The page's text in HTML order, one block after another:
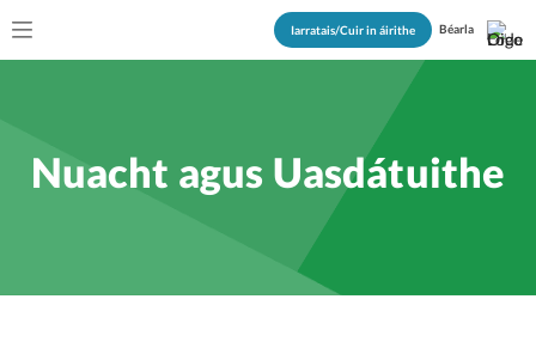
Iarratais/Cuir in áirithe Béarla
Nuacht agus Uasdátuithe